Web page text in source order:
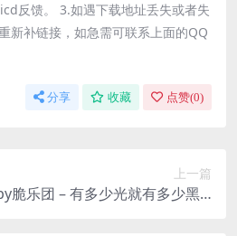
反馈。 3.如遇下载地址丢失或者失
新补链接，如急需可联系上面的QQ
分享 收藏 点赞(0)
上一篇
脆乐团 – 有多少光就有多少黑 [i